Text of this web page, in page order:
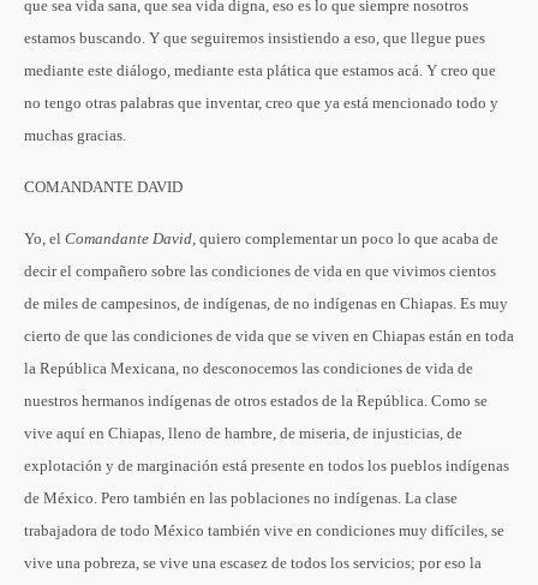
que sea vida sana, que sea vida digna, eso es lo que siempre nosotros
estamos buscando. Y que seguiremos insistiendo a eso, que llegue pues
mediante este diálogo, mediante esta plática que estamos acá. Y creo que
no tengo otras palabras que inventar, creo que ya está mencionado todo y
muchas gracias.
COMANDANTE DAVID
Yo, el Comandante David, quiero complementar un poco lo que acaba de
decir el compañero sobre las condiciones de vida en que vivimos cientos
de miles de campesinos, de indígenas, de no indígenas en Chiapas. Es muy
cierto de que las condiciones de vida que se viven en Chiapas están en toda
la República Mexicana, no desconocemos las condiciones de vida de
nuestros hermanos indígenas de otros estados de la República. Como se
vive aquí en Chiapas, lleno de hambre, de miseria, de injusticias, de
explotación y de marginación está presente en todos los pueblos indígenas
de México. Pero también en las poblaciones no indígenas. La clase
trabajadora de todo México también vive en condiciones muy difíciles, se
vive una pobreza, se vive una escasez de todos los servicios; por eso la